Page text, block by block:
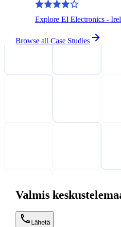
Explore EI Electronics -
Browse all Case Studies
Valmis
Lähetä